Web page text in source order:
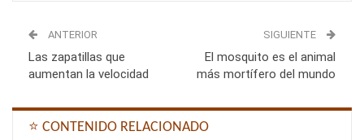
ANTERIOR
Las zapatillas que
aumentan la velocidad
SIGUIENTE
El mosquito es el animal
más mortífero del mundo
⭐ CONTENIDO RELACIONADO